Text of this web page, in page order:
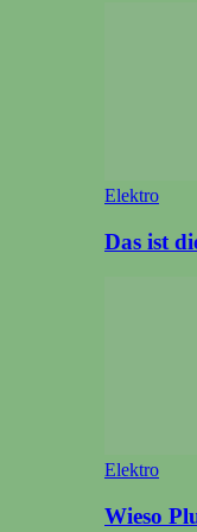
Elektro
Das ist
Elektro
Wieso